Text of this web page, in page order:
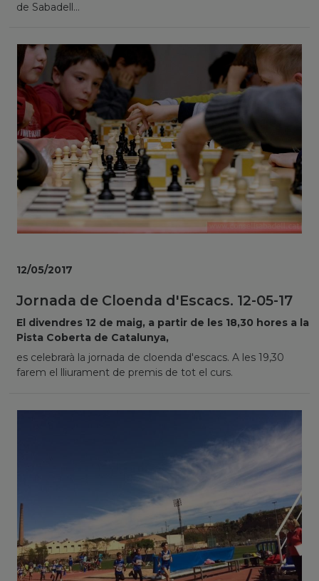
de Sabadell...
Jornada de Cloenda d'Escacs. 12-05-17
El divendres 12 de maig, a partir de les 18,30 hores a la
Pista Coberta de Catalunya,
es celebrarà la jornada de cloenda d'escacs. A les 19,30
farem el lliurament de premis de tot el curs.
12/05/2017